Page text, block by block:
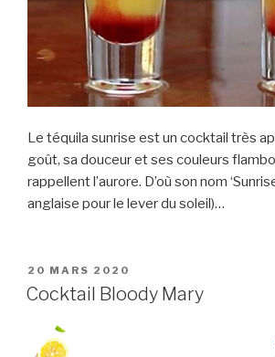
Le téquila sunrise est un cocktail très
goût, sa douceur et ses couleurs
rappellent l’aurore. D’où son nom
anglaise pour le lever du soleil)…
PUBLIÉ
LE
20 MARS 2020
Cocktail Bloody Mary